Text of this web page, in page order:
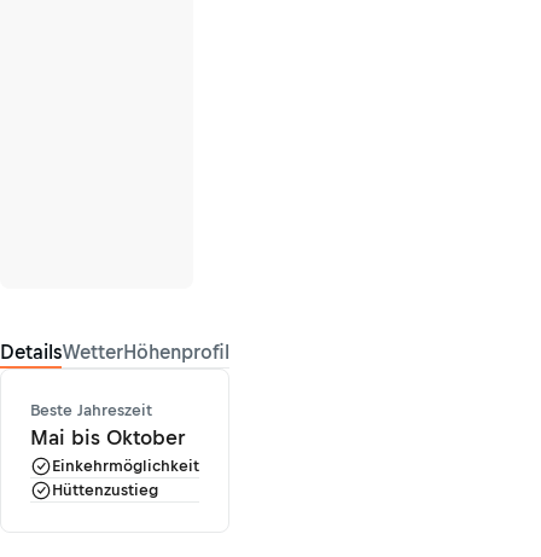
DetailsWetterHöhenprofil
Beste Jahreszeit
Mai bis Oktober
Einkehrmöglichkeit
Hüttenzustieg